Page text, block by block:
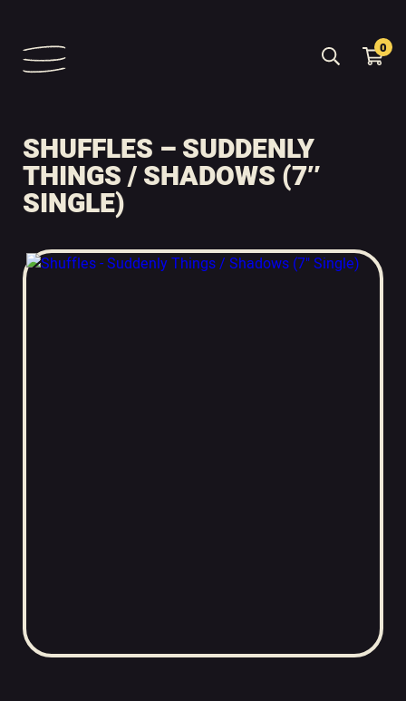
0
SHUFFLES – SUDDENLY
THINGS / SHADOWS (7″
SINGLE)